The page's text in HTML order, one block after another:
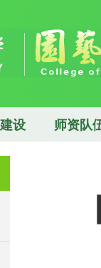
设 师资队